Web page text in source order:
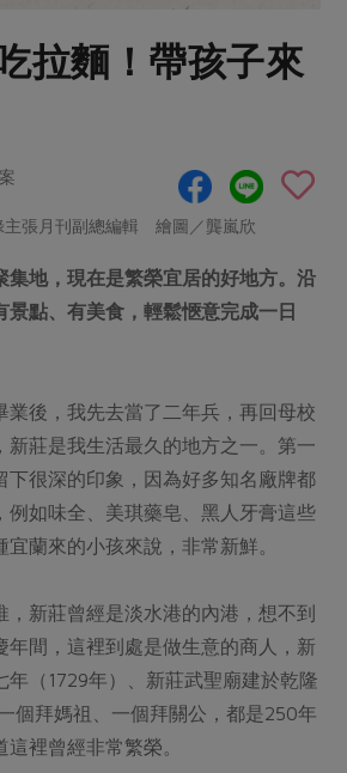
米麵雜糧
個人清潔
圖書禮品
惠案
報告
一籃菜真心話
合作聯合國
惜食
減塑減廢
拉麵！帶孩子來
主張月刊副總編輯 繪圖／龔嵐欣
集地，現在是繁榮宜居的好地方。沿
景點、有美食，輕鬆愜意完成一日
業後，我先去當了二年兵，再回母校
新莊是我生活最久的地方之一。第一
下很深的印象，因為好多知名廠牌都
例如味全、美琪藥皂、黑人牙膏這些
蘭來的小孩來說，非常新鮮。
，新莊曾經是淡水港的內港，想不到
年間，這裡到處是做生意的商人，新
年（1729年）、新莊武聖廟建於乾隆
個拜媽祖、一個拜關公，都是250年
裡曾經非常繁榮。